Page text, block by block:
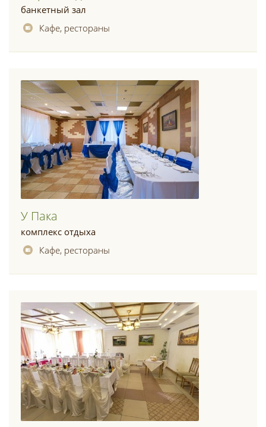
банкетный зал
Кафе, рестораны
У Пака
комплекс отдыха
Кафе, рестораны